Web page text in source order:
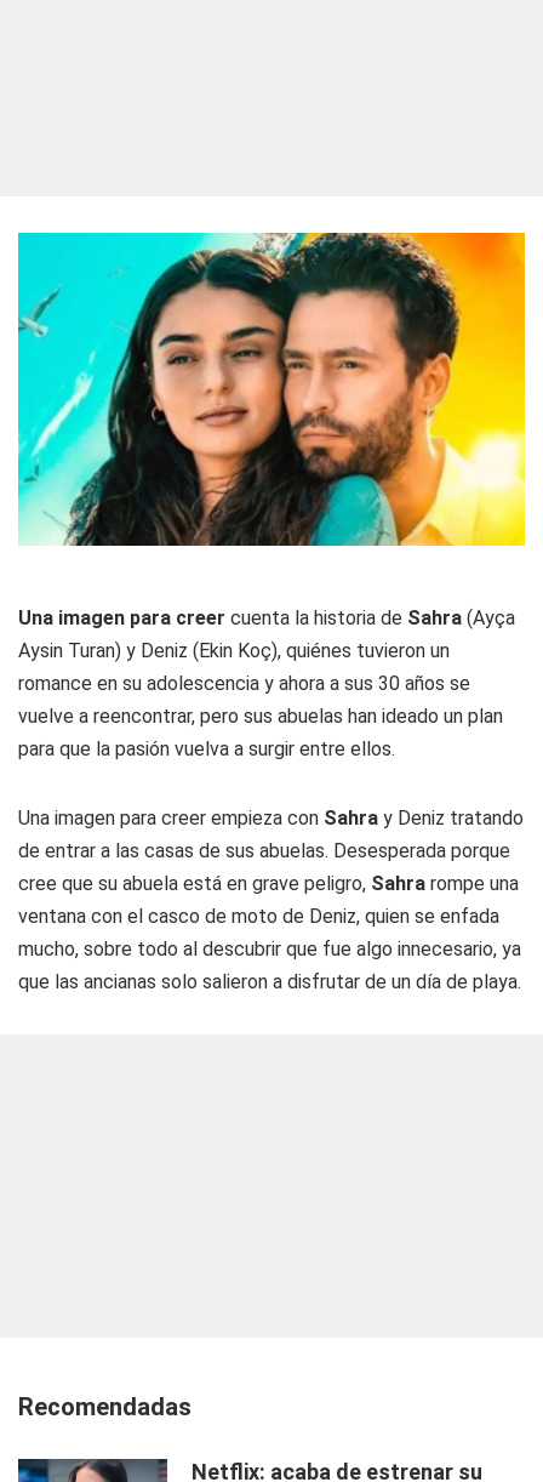
Una imagen para creer cuenta la historia de Sahra (Ayça
Aysin Turan) y Deniz (Ekin Koç), quiénes tuvieron un
romance en su adolescencia y ahora a sus 30 años se
vuelve a reencontrar, pero sus abuelas han ideado un plan
para que la pasión vuelva a surgir entre ellos.
Una imagen para creer empieza con Sahra y Deniz tratando
de entrar a las casas de sus abuelas. Desesperada porque
cree que su abuela está en grave peligro, Sahra rompe una
ventana con el casco de moto de Deniz, quien se enfada
mucho, sobre todo al descubrir que fue algo innecesario, ya
que las ancianas solo salieron a disfrutar de un día de playa.
Recomendadas
Netflix: acaba de estrenar su